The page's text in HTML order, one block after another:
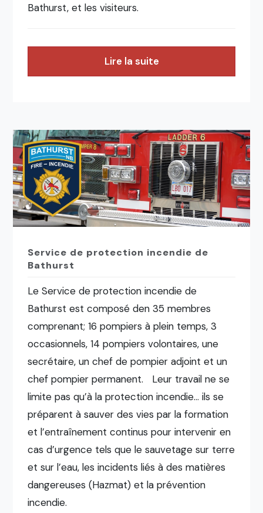
Bathurst, et les visiteurs.
Lire la suite
Service de protection incendie de
Bathurst
Le Service de protection incendie de
Bathurst est composé den 35 membres
comprenant; 16 pompiers à plein temps, 3
occasionnels, 14 pompiers volontaires, une
secrétaire, un chef de pompier adjoint et un
chef pompier permanent. Leur travail ne se
limite pas qu’à la protection incendie… ils se
préparent à sauver des vies par la formation
et l’entraînement continus pour intervenir en
cas d’urgence tels que le sauvetage sur terre
et sur l’eau, les incidents liés à des matières
dangereuses (Hazmat) et la prévention
incendie.